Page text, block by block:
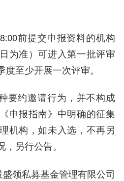
前提交申报资料的机构
为准）可进入第一批评审
至少开展一次评审。
要约邀请行为，并不构成
申报指南》中明确的征集
机构，如未入选，不再另
另行公告。
领私募基金管理有限公司